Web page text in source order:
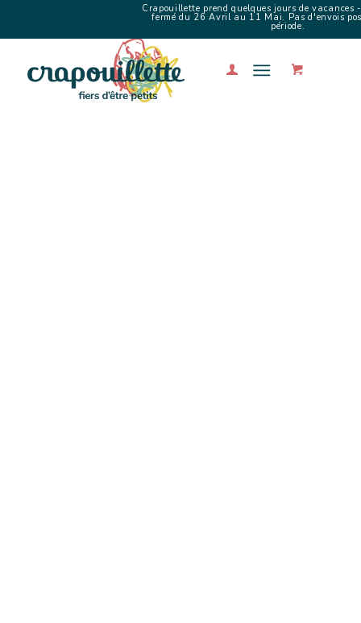
Crapouillette prend quelques jours de vacances
fermé du 26 Avril au 11 Mai. Pas d'envois
période.